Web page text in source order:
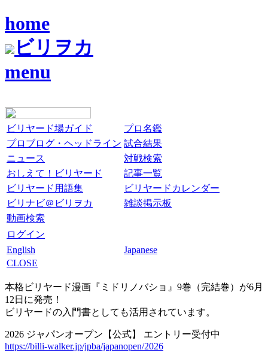
home
ビリヲカ
menu
ビリヤード場ガイド
プロ名鑑
プロブログ・ヘッドライン 試合結果
ニュース
対戦検索
おしえて！ビリヤード
記事一覧
ビリヤード用語集
ビリヤードカレンダー
ビリナビ＠ビリヲカ
雑談掲示板
動画検索
ログイン
English
Japanese
CLOSE
本格ビリヤード漫画『ミドリノバショ』9巻（完結巻）が6月
12日に発売！
ビリヤードの入門書としても活用されています。
2026 ジャパンオープン【公式】 エントリー受付中
https://billi-walker.jp/jpba/japanopen/2026